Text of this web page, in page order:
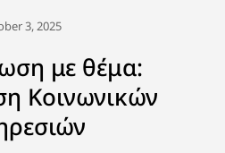
3, 2025
με θέμα:
Κοινωνικών